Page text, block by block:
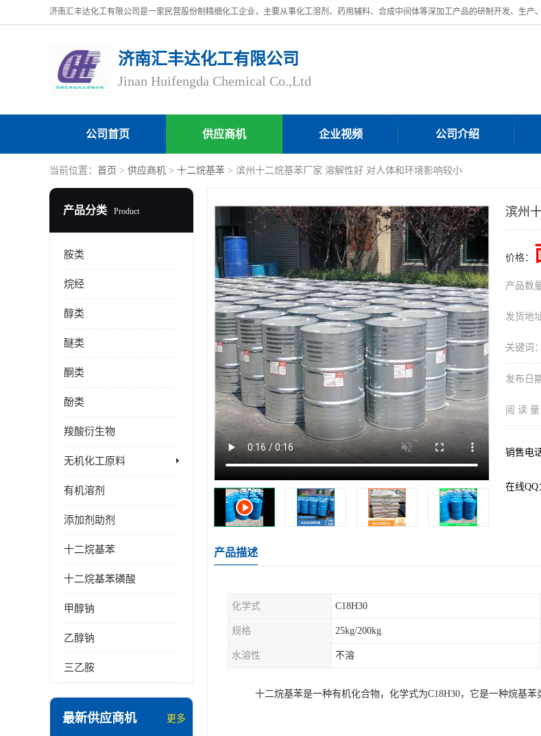
济南汇丰达化工有限公司
Jinan Huifengda Chemical Co.,Ltd
公司首页 供应商机 企业视频 公司介绍
当前位置： 首页 > 供应商机 > 十二烷基苯 > 滨州十二烷基苯厂家 溶解性好 对人体和环境影响较小
产品分类 Product
胺类
烷经
醇类
醚类
酮类
酚类
羧酸衍生物
无机化工原料
有机溶剂
添加剂助剂
十二烷基苯
十二烷基苯磺酸
甲醇钠
乙醇钠
三乙胺
最新供应商机 更多
滨州
价格：
产品数
发货地
关键词：
发布日
阅 读 量
销售电
在线QQ
产品描述
化学式 C18H30
规格 25kg/200kg
水溶性 不溶
十二烷基苯是一种有机化合物，化学式为C18H30，它是一种烷基